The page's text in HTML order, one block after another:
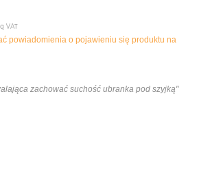
powiadomienia o pojawieniu się produktu na
zachować suchość ubranka pod szyjką"